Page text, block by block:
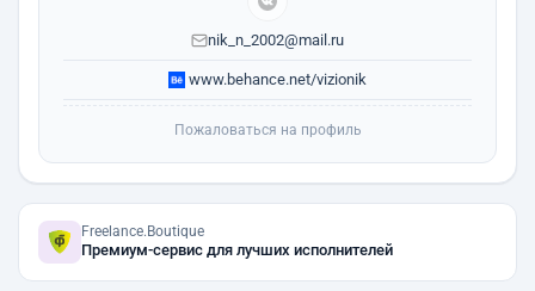
nik_n_2002@mail.ru
www.behance.net/vizionik
Пожаловаться на профиль
Freelance.Boutique
Премиум-сервис для лучших исполнителей